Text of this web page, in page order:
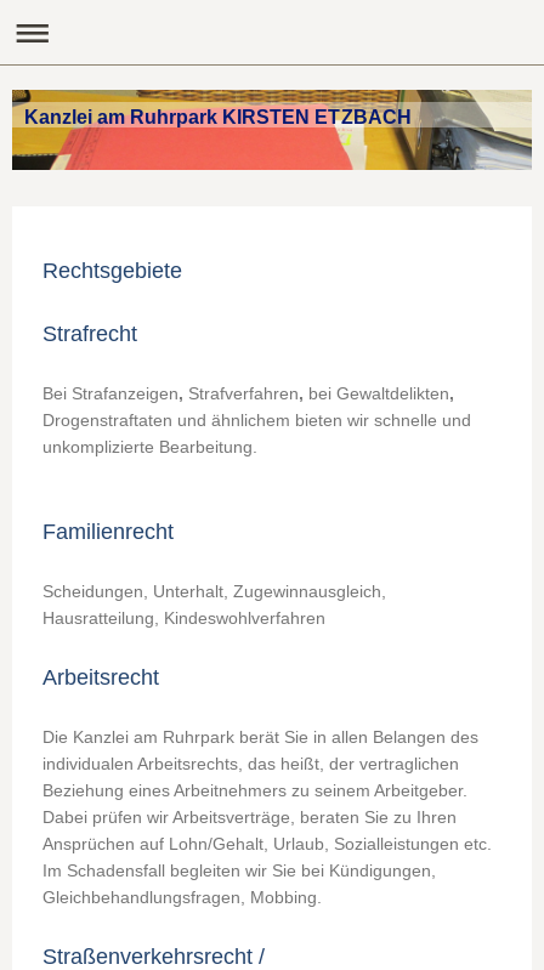
Kanzlei am Ruhrpark KIRSTEN ETZBACH
Rechtsgebiete
Strafrecht
Bei Strafanzeigen, Strafverfahren, bei Gewaltdelikten,
Drogenstraftaten und ähnlichem bieten wir schnelle und
unkomplizierte Bearbeitung.
Familienrecht
Scheidungen, Unterhalt, Zugewinnausgleich,
Hausratteilung, Kindeswohlverfahren
Arbeitsrecht
Die Kanzlei am Ruhrpark berät Sie in allen Belangen des
individualen Arbeitsrechts, das heißt, der vertraglichen
Beziehung eines Arbeitnehmers zu seinem Arbeitgeber.
Dabei prüfen wir Arbeitsverträge, beraten Sie zu Ihren
Ansprüchen auf Lohn/Gehalt, Urlaub, Sozialleistungen etc.
Im Schadensfall begleiten wir Sie bei Kündigungen,
Gleichbehandlungsfragen, Mobbing.
Straßenverkehrsrecht /